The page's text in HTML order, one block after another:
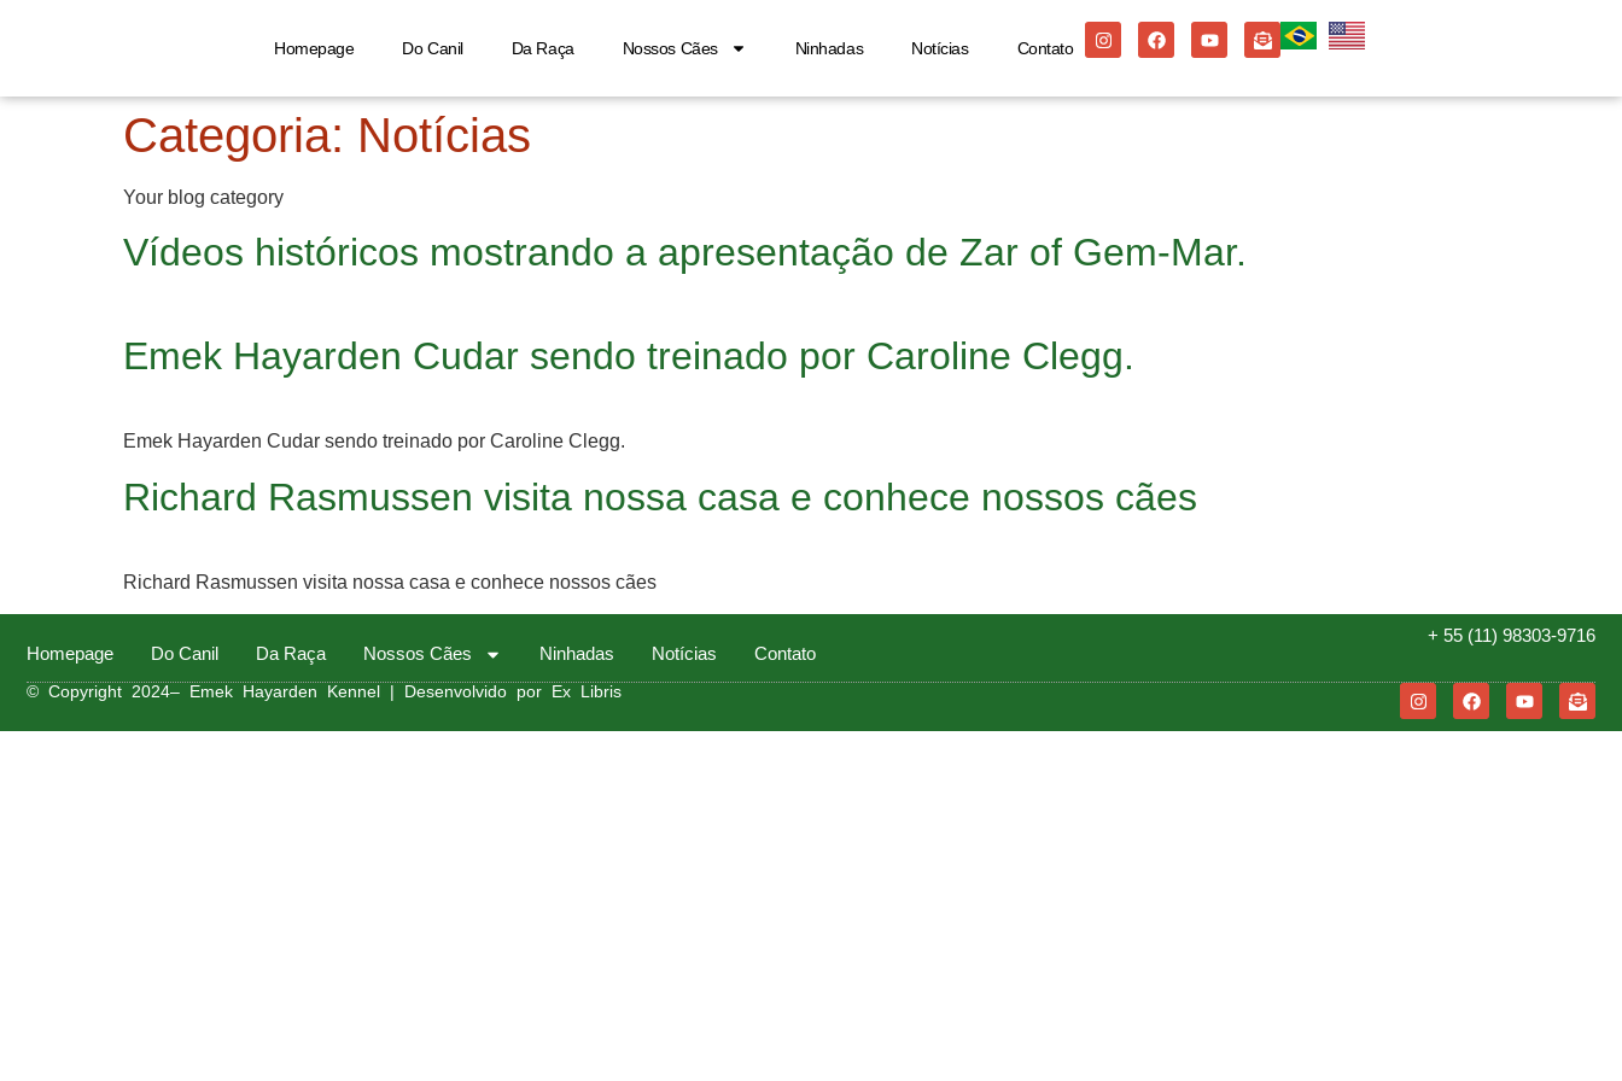
Homepage Do Canil Da Raça Nossos Cães Ninhadas Notícias Contato
Categoria: Notícias
Your blog category
Vídeos históricos mostrando a apresentação de Zar of Gem-Mar.
Emek Hayarden Cudar sendo treinado por Caroline Clegg.
Emek Hayarden Cudar sendo treinado por Caroline Clegg.
Richard Rasmussen visita nossa casa e conhece nossos cães
Richard Rasmussen visita nossa casa e conhece nossos cães
Homepage Do Canil Da Raça Nossos Cães Ninhadas Notícias Contato
+ 55 (11) 98303-9716
© Copyright 2024– Emek Hayarden Kennel | Desenvolvido por Ex Libris